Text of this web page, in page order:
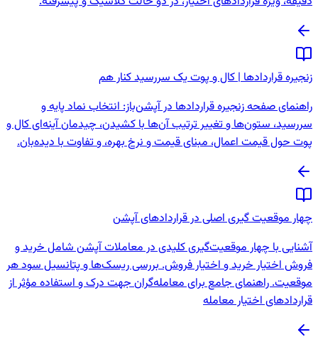
زنجیره قراردادها | کال و پوت یک سررسید کنار هم
راهنمای صفحه زنجیره قراردادها در آپشن‌باز: انتخاب نماد پایه و
سررسید، ستون‌ها و تغییر ترتیب آن‌ها با کشیدن، چیدمان آینه‌ای کال و
پوت حول قیمت اعمال، مبنای قیمت و نرخ بهره، و تفاوت با دیده‌بان.
چهار موقعیت گیری اصلی در قراردادهای آپشن
آشنایی با چهار موقعیت‌گیری کلیدی در معاملات آپشن شامل خرید و
فروش اختیار خرید و اختیار فروش. بررسی ریسک‌ها و پتانسیل سود هر
موقعیت. راهنمای جامع برای معامله‌گران جهت درک و استفاده مؤثر از
قراردادهای اختیار معامله